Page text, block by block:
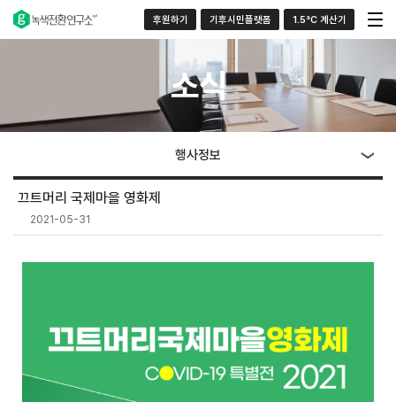
후원하기 기후시민플랫폼 1.5°C 계산기
소식
행사정보
끄트머리 국제마을 영화제
2021-05-31